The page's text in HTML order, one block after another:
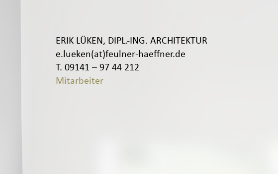
ERIK LÜKEN, DIPL.-ING. ARCHITEKTUR
e.lueken(at)feulner-haeffner.de
T. 09141 – 97 44 212
Mitarbeiter